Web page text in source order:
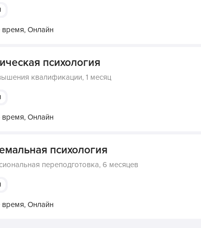
Онлайн
психология
квалификации, 1 месяц
Онлайн
психология
переподготовка, 6 месяцев
Онлайн